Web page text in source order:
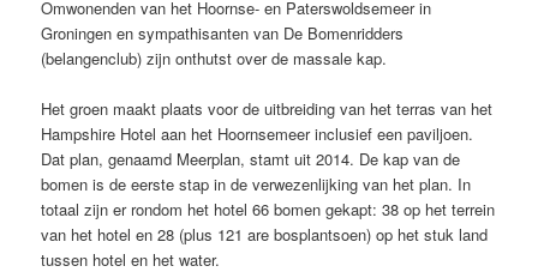
Omwonenden van het Hoornse- en Paterswoldsemeer in
Groningen en sympathisanten van De Bomenridders
(belangenclub) zijn onthutst over de massale kap.
Het groen maakt plaats voor de uitbreiding van het terras van het
Hampshire Hotel aan het Hoornsemeer inclusief een paviljoen.
Dat plan, genaamd Meerplan, stamt uit 2014. De kap van de
bomen is de eerste stap in de verwezenlijking van het plan. In
totaal zijn er rondom het hotel 66 bomen gekapt: 38 op het terrein
van het hotel en 28 (plus 121 are bosplantsoen) op het stuk land
tussen hotel en het water.